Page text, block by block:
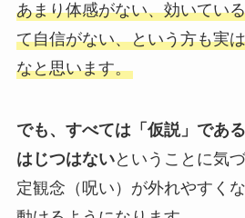
あまり体感がない、効いてい
て自信がない、という方も実
なと思います。
でも、すべては「仮説」であ
はじつはないということに気
定観念（呪い）が外れやすく